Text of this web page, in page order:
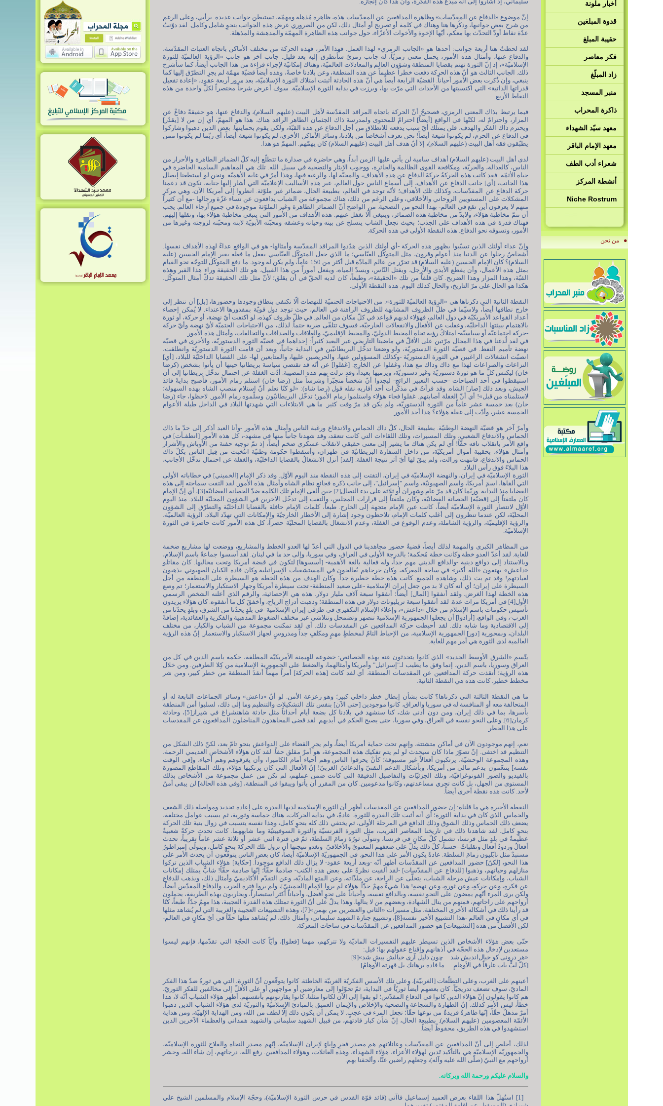
أخبار ملونة
قدوة المبلغين
حقيبة المبلغ
فكر معاصر
زاد المبلّغ
منبر المسجد
ذاكرة المحراب
معهد سيّد الشهداء
معهد الإمام الباقر
شعراء أدب الطف
أنشطة المركز
Niche Rostrum
من نحن
إنّ موضوع «الدفاع عن المقدّسات» وظاهرة المدافعين عن المقدّسات هذه، ظاهرة مُذهلة ومهمّة، تستبطن جوانب عديدة. برأيي، وعلى الرغم
من شرح بعض جوانبها، وذكْرها هنا وهناك في كلمة أو تصريح أو أمثال ذلك، لكن من الضروري عرض هذه الجوانب بنحوٍ شامل وكامل. لقد دوّنتُ
عدّة نقاط أودّ التحدّث بها معكم، أيّها الإخوة والأخوات الأعزّاء، حول جوانب هذه الظاهرة المهمّة والمدهشة والمذهلة.
لقد لحظتُ هنا أربعة جوانب: أحدها هو «الجانب الرمزي» لهذا العمل. فهذا الأمر، فهذه الحركة من مختلف الأماكن باتجاه العتبات المقدّسة،
والدفاع عنها، وأمثال هذه الأمور، يحمل معنى رمزيّاً، له جانب رمزيّ سأتطرق إليه بعد قليل. جانب آخر هو جانب «الرؤية العالميّة للثورة
الإسلاميّة»، إذ إنّ الثورة تهتم بقضايا المنطقة وشؤون العالم والمعادلات العالميّة، وهناك إمكانيّة لإجراء قراءة من هذا الجانب أيضاً، كما سأشرح
ذلك. الجانب الثالث هو أنّ هذه الحركة دفعت خطراً عظيماً عن هذه المنطقة، وعن بلادنا خاصةً، وهذه أيضاً قضيّة مهمّة لم يجرِ التطرّق إليها كما
ينبغي، وإن ذُكرت بعض الأمور أحياناً. القضيّة الرابعة أيضاً هي أنّ هذه الحادثة أثبتت امتلاك الثورة الإسلاميّة، بعد مرور أربعة عقود، «إعادة تفعيل
قدراتها الذاتية» التي اكتسبتها من الأحداث التي مرّت بها، وبرزت في بداية الثورة الإسلاميّة. سوف أعرض شرحاً مختصراً لكلّ واحدة من هذه
النقاط الأربع.
فيما يرتبط بذاك المعنى الرمزي، فصحيحٌ أنّ الحركة باتجاه المراقد المقدّسة لأهل البيت (عليهم السلام)، والدفاع عنها، هو حقيقةً دفاعٌ عن
المزار، واحترامٌ له، لكنّها في الواقع [أيضاً] احترامٌ للمحتوى ولمدرسة ذاك الجثمان الطاهر الراقد هناك. هذا هو المهمّ، أي إن من لا [يقدّر]
ويحترم ذاك الفكر والهدف، فلن يمتلك أيّ سبب يدفعه للانطلاق من أجل الدفاع عن هذه القبّة، ولكي يقوم بحمايتها. بعض الذين ذهبوا وشاركوا
في الدفاع عن الحرم، لم يكونوا شيعة أيضاً! نحن نعرف أشخاصاً من بلادنا، وسائر الأماكن الأخرى، لم يكونوا شيعة أيضاً، أي ربّما لم يكونوا ممن
يطبّقون فقه أهل البيت (عليهم السلام)، إلا أنّ هدف أهل البيت (عليهم السلام) كان يهمّهم. المهمّ هو هذا.
لدى أهل البيت (عليهم السلام) أهداف سامية لن يأتي عليها الزمن أبداً، وهي حاضرة في صدارة ما تتطلّع إليه كلّ الضمائر الطاهرة والأحرار من
الناس، كالعدالة، والحريّة، ومكافحة القوى الظالمة والجائرة، ووجوب الإيثار والتضحية في سبيل الله. تلك هي المفاهيم السامية الحاضرة في
حياة الأئمّة. فقد كانت هذه الحركةُ حركةَ الدفاع عن هذه الأهداف، والمحبّة لها، والرغبة فيها، وهذا أمرٌ في غاية الأهميّة. ونحن لو استطعنا إيصال
هذا الجانب، [أي] جانب الدفاع عن الأهداف، إلى أسماع الناس حول العالم، عبر هذه الأساليب الإعلاميّة التي أشار إليها جنابه، نكون قد دعمنا
حركة الدفاع عن المقدّسات، وكذلك تلك الأهداف؛ لأنّه توجد في العالم، بطبيعة الحال، ضمائر غير ملوّثة. انظروا إلى أمريكا الآن، وهي مركز
المشكلات على المستويين الروحاني والأخلاقي، وعلى الرغم من ذلك، هناك مجموعة من الشباب يدافعون عن نساء غزّة ورجالها -مع أن كثيراً
منهم لا يعرفون أين تقع في العالم- بهذا النحو من التضحية. من الواضح أنّ الضمائر الطاهرة وغير الملوّثة موجودة في جميع أرجاء العالم. يجب
أن تتمّ مخاطبة هؤلاء، ولابدّ من مخاطبة هذه الضمائر، وينبغي ألّا نغفل عنهم. هذه الأهداف من الأمور التي ينبغي مخاطبة هؤلاء بها، ونقلها إليهم.
فهناك قدرة في هذه الأهداف على الجذب؛ بحيث تجعل الشاب ينسلخ عن بيته وحياته وعشقه ومحبّته الأبويّة لابنه ومحبّته لزوجته وغيرها من
الأمور، وتسوقه نحو الدفاع. هذه النقطة الأولى في هذه الحركة.
وإنّ عداء أولئك الذين تسبّبوا بظهور هذه الحركة -أي أولئك الذين هدّدوا المراقد المقدّسة وأمثالها- هو في الواقع عداءٌ لهذه الأهداف نفسها.
أشخاصٌ رحلوا عن الدنيا منذ أعوام وقرون، مثل المتوكّل العبّاسي؛ ما الذي جعل المتوكّل العبّاسي يفعل ما فعله بقبر الإمام الحسين (عليه
السلام)؟ كان الإمام الحسين (عليه السلام) قد تحرّر من عالم المادّة قبل أكثر من 150 عاماً، ولم يكن له وجود. ما دفع المتوكّل للتوجّه نحو القيام
بمثل هذه الأعمال، وأن يقطع الأيدي والأرجل، ويقتل النّاس، ويسدّ المياه، ويفعل أموراً من هذا القبيل، هو تلك الحقيقة وراء هذا القبر وهذه
القبّة، وهذا المزار وهذا الضريح. كان قلقاً من تلك «الحقيقة»، وطبعاً، كان لديه الحقّ في أن يقلق؛ لأنّ مثل تلك الحقيقة تدكّ أمثال المتوكّل.
هكذا هو الحال على مرّ التاريخ، والحال كذلك اليوم. هذه النقطة الأولى.
النقطة الثانية التي ذكرناها هي «الرؤية العالميّة للثورة». من الاحتياجات الحتميّة للنهضات ألّا تكتفي بنطاق وجودها وحضورها، [بل] أن تنظر إلى
خارج نطاقها أيضاً، ولاسيّما في ظلّ الظروف المشابهة للظروف الراهنة في العالم، حيث توجد دول قويّة بمقدورها الاعتداء. لا يُمكن إحصاء
أعداد القواعد الأمريكيّة في دول العالم، فهؤلاء لديهم قواعد في كلّ مكان من العالم. في ظلّ ظروف كهذه، لو اكتفت أيّ نهضة، أو حركة، أو ثورة
بالاهتمام ببيئتها الداخليّة، وغفلت عن الأفعال والانفعالات الخارجيّة، فسوف تتلقّى ضربة حتماً. لذلك، من الاحتياجات الحتميّة لأيّ نهضة وأيّ حركة
-حركة اجتماعيّة أو سياسيّة- امتلاكُ رؤية تجاه المحيط الدوليّ، والمحيط الإقليميّ، والعلاقات والصداقات والتحالفات، وأمثال هذه الأمور.
في لقد لُدغنا في هذا المجال مرّتين على الأقلّ في ماضينا التاريخي غير البعيد كثيراً: إحداهما في قضيّة الثورة الدستوريّة، والأخرى في قضيّة
نهضة تأميم النفط. في قضيّة الثورة الدستوريّة، ولو وضعنا تدخّل البريطانيّين في البداية جانباً، وبعد أن قامت الثورة الدستوريّة وانطلقت،
انصبّت انشغالات الراغبين في الثورة الدستوريّة -وكذلك المسؤولين عنها، والحريصين عليها، والمتابعين لها- على القضايا الداخليّة للبلاد، [أي]
النزاعات والصراعات لهذا مع ذاك وذاك مع هذا، وغفلوا عن الخارج. [غفلوا] عن أنّه قد تقتضي سياسة بريطانيا حينها أن يأتوا بشخص (كرضا
خان) ليكنس كلّ ما هو ثورة دستوريّة وغير دستوريّة، ويرميها بعيداً، وقد نزلت بهم هذه المصيبة. أدّت الغفلة عن احتمال تدخّل بريطانيا إلى أن
استيقظوا في أحد الصباحات -حسب التعبير الرائج- ليجدوا أنّ شخصاً متجبّراً وشرساً مثل (رضا خان) استلم زمام الأمور، فأصبح بدايةً قائدَ
الجيش، وبعد ذلك [صار] الشاه. وقد قرأتُ في مذكّرات أحد أقاربه نقله قول (رضا شاه): «لو كنّا نعلم أنّ استلام منصب الشاه بهذه السهولة؛
لاستلمناه من قبل»! أي أنّ الغفلة أصابتهم. غفلوا فجاء هؤلاء واستلموا زمام الأمور؛ تدخّل البريطانيّون وسلّموه زمام الأمور. لاحظوا، جاء (رضا
خان) بعد خمسة عشر عاماً من الثورة الدستوريّة، ولم يكن قد مرّ وقت كثير. ما هي الابتلاءات التي شهدتها البلاد في الداخل طيلة الأعوام
الخمسة عشر، وأدّت إلى غفلة هؤلاء؟ هذا أحد الأمور.
وأمرٌ آخر هو قضيّة النهضة الوطنيّة. بطبيعة الحال، كلّ ذاك الحماس والاندفاع ورغبة الناس وأمثال هذه الأمور -وأنا العبد أذكر إلى حدّ ما ذاك
الحماس والاندفاع الشعبي، وتلك المسيرات، وتلك اللقاءات التي كانت تنعقد، وقد شهدنا جانباً منها في مشهد-، كل هذه الأمور [انطفـأت] في
واقع الأمر بانقلاب تافه حقّاً! أي لم يكن هناك ما يشير إلى معنى حقيقي لانقلاب عسكري ضخم أيضاً، إذ تمّ توجيه حفنة من الأوباش والأشرار
وأمثال هؤلاء، بحقيبة أموال أمريكيّة، من داخل السفارة البريطانيّة في طهران، وأسقطوا حكومة وطنيّة انتُخبت من قِبل الناس بكلّ ذاك
الحماس والاندفاع، فانتهت وزالت، ولم يبقَ لها أيّ أثر نتيجة الغفلة. [لقد] أنزل الانشغالُ بالقضايا الداخليّة، والغفلة عن احتمال تدخّل الأجانب،
هذا البلاءَ فوق رأس البلاد.
الثورة الإسلاميّة في إيران، والنهضة الإسلاميّة في إيران، التفتت إلى هذه النقطة منذ اليوم الأوّل. وقد ذكر الإمام [الخميني] في خطاباته الأولى
التي ألقاها، اسمَ أمريكا، واسم الصهيونيّة، واسم "إسرائيل"، إلى جانب ذكره فجائع نظام الشاه وأمثال هذه الأمور. لقد التفت سماحته إلى هذه
القضايا منذ البداية. وربّما كان قد مرّ عام وشهران أو ثلاثة على بدء النضال[2] حين ألقى الإمام تلك الكلمة ضدّ الحصانة القضائيّة[3]، أي إنّ الإمام
كان ملتفتاً إلى [قضيّة] الحصانة القضائيّة، وكان ملتفتاً إلى قرارات المجلس، والتفت إلى تدخّل الآخرين في الشؤون المحليّة للبلاد. منذ اليوم
الأوّل لانتصار الثورة الإسلاميّة أيضاً، كانت عين الإمام متجهة إلى الخارج. طبعاً، كلمات الإمام حافلة بالقضايا الداخليّة والتطرّق إلى الشؤون
المحليّة، لكن عندما تنظرون إلى أغلب كلمات الإمام، تلاحظون وجود إشارة إلى الأخطار الخارجيّة والإمكانات التي تهدّد البلاد. الرؤية العالميّة،
والرؤية الإقليميّة، والرؤية الشاملة، وعدم الوقوع في الغفلة، وعدم الانشغال بالقضايا المحليّة حصراً، كل هذه الأمور كانت حاضرة في الثورة
الإسلاميّة.
من المظاهر الكبرى والمهمة لذلك أيضاً، قضيةُ حضور مجاهدينا في الدول التي أعدّ لها العدو الخطط والمشاريع، ووضعت لها مشاريع ضخمة
للغاية. لقد أعدّ العدو خطة وكانت خطة مُحكمة؛ بالدرجة الأولى في العراق، وفي سوريا، وإلى حد ما في لبنان. لقد أسسوا جماعةً باسم الإسلام،
وبالاستناد إلى دوافع دينية -والدافع الديني مهم جداً، وله فعالية بالغة الأهمية- [أسسوها] لتكون في قبضة أمريكا وتحت مخالبها. كان مقاتلو
«داعش» يهتفون «الله أكبر» في ساحة المعركة، وكان جرحاهم يُعالجون في المستشفيات الإسرائيلية وكان قادة الكيان الصهيوني يذهبون
لعيادتهم! وقد تم بث ذلك، وشاهده الجميع. كانت هذه خطة خطيرة جداً. وكان الهدف من هذه الخطة هو السيطرة على المنطقة من أجل
السيطرة على إيران؛ أي أنه كان لا بد من جعل إيران الإسلامية -على صعيد المنطقة- تحت سيطرة أمريكا وجهاز الاستكبار والاستعمار؛ تم وضع
هذه الخطة لهذا الغرض. ولقد أنفقوا [المال] أيضاً؛ أنفقوا سبعة آلاف مليار دولار. هذه هي الإحصائية، والرقم الذي أعلنه الشخص الرسمي
الأول[4] في أمريكا مرات عدة. لقد أنفقوا سبعة تريليونات دولار في هذه المنطقة؛ وذهبت أدراج الرياح، وأخفقَ كل ما أنفقوه. كان هؤلاء يريدون
تأسيس حكومات باسم الإسلام من خلال «داعش»، وإعلاء الإسلام التكفيري في طرَفَي إيران الإسلامية -في بلدٍ يحدّنا من الشرق، وبلدٍ يحدّنا من
الغرب-، وفي الواقع، [أرادوا] أن يجعلوا الجمهورية الإسلامية تنصهر وتضمحل وتتلاشى عبر مختلف الضغوط المذهبية والفكرية والعقائدية، إضافةً
إلى الاقتصادية وما شابه ذلك. لقد أحبطت حركة المدافعين عن المقدسات ذلك. أي لقد تمكنت مجموعة من الشباب والكبار، من مختلف
البلدان، وبمحورية [دور] الجمهورية الإسلامية، من الإحباط التامّ لمخططٍ مهمٍ ومكلفٍ جداً ومدروسٍ لجهاز الاستكبار والاستعمار. إنّ هذه الرؤية
العالمية لدى الثورة هي أمر مهم للغاية.
يتّسم «الشرق الأوسط الجديد» الذي كانوا يتحدثون عنه بهذه الخصائص: خضوعه للهيمنة الأمريكيّة المطلقة، حكمه باسم الدين في كل من
العراق وسوريا، باسم الدين، إنما وفق ما يطيب لـ"إسرائيل" وأمريكا وأمثالهما، والضغط على الجمهورية الإسلامية من كِلا الطرفين. ومن خلال
هذه الرؤية؛ أنقذت حركة المدافعين عن المقدسات المنطقة. أي لقد كانت [هذه الحركة] أمراً مهماً أنقذَ المنطقة من خطر كبير، ومن شر
مخطط خطير. كانت هذه هي النقطة الثانية.
ما هي النقطة الثالثة التي ذكرناها؟ كانت بشأن إبطال خطر داخلي كبير؛ وهو زعزعة الأمن. لو أنّ «داعش» وسائر الجماعات التابعة له أو
المتحالفة معه أو المنافسة له في سوريا والعراق، كانوا موجودين [حتى الآن] بنفس تلك التشكيلات والتنظيم وما إلى ذلك، لسلبوا أمن المنطقة
بأسرها، بما في ذلك إيران، ومن دون أدنى شك، كنا سنشهد في بلادنا كل بضعة أيام أحداثاً مثل حادثة شاهتشراغ في شيراز[5]، وحادثة
كرمان[6]. وعلى النحو نفسه في العراق، وفي سوريا، حتى يصبح الحكم في أيديهم. لقد قضى المجاهدون المناضلون المدافعون عن المقدسات
على هذا الخطر.
نعم، إنهم موجودون الآن في أماكن متشتتة، وإنهم تحت حماية أمريكا أيضاً، ولم يجرِ القضاء على الدواعش بنحو تامّ بعد، لكنّ ذلك الشكل من
التنظيم قد اختفى. إنّ تصوّرَ ماذا كان سيحدث لو لم يتم تفكيك هذه المجموعة، هو أمرٌ مقلق حقاً. لقد كان هؤلاء الأشخاص العديمي الرحمة،
وهذه المجموعة الوحشيّة، يرتكبون أفعالاً غير مسبوقة؛ كأنْ يحرقوا الناس وهم أحياء أمام الكاميرا، وأن يغرقوهم وهم أحياء، و[في الوقت
نفسه] يتنعّمون بدعم مالي من أمريكا، وبأشكال الدعم التقنيّ والدعائيّ الغربيّ! إنّ الأفعال التي كان يرتكبها هؤلاء، وتلك المقاطع المصورة
بالفيديو والصور الفوتوغرافيّة، وتلك الجزئيّات والتفاصيل الدقيقة التي كانت ضمن عملهم، لم تكن من عمل مجموعة من الأشخاص بذلك
المستوى من الجهل، بل كانت تجري مساعدتهم، وكانوا مدعومين. كان من المقرر أن يأتوا ويبقوا في المنطقة، [وفي هذه الحالة] لن يبقى أمنٌ
لأحد. كانت هذه نقطة أخرى أيضاً.
النقطة الأخيرة هي ما قلناه: إن حضور المدافعين عن المقدسات أظهر أن الثورة الإسلامية لديها القدرة على إعادة تجديد ومواصلة ذلك الشغف
والحماس الذي كان في بداية الثورة؛ أي أنه أثبت تلك القدرة للثورة. عادةً، في بداية الحركات، هناك حماسة وثورية، ثم بسبب عوامل مختلفة،
يضعف ذلك الحماس وذلك الشوق وذلك الدافع في المرحلة الأولى، ثم يختفي ذلك كله بنحوٍ كامل، وهذا نفسه يتسبب في زوال بنية تلك الحركة
بنحوٍ كامل. لقد شاهدنا ذلك في تاريخنا المعاصر القريب، مثل الثورة الفرنسيّة والثورة السوفييتيّة وما شابههما. كانت تحدث حركةٌ شعبيةٌ
عظيمةٌ في بلدٍ مثل فرنسا، تشمل كلّ مكانٍ في فرنسا، وتتولّى ثورٌة زمامَ السلطة، ثمّ في فترة اثني عشر أو ثلاثة عشر عاماً تقريباً، تحدث
أفعالٌ وردودُ أفعال وتقلباتٌ -حسناً، كلّ ذلك يدلّ على ضعفهم المعنويّ والأخلاقيّ- وتغدو نتيجتها أن تزول تلك الحركة بنحوٍ كامل، ويتولّى إمبراطورٌ
مستبدٌ مثل نابّليون زمامَ السلطة. عادةً يكون الأمر على هذا النحو. في الجمهوريّة الإسلاميّة أيضاً، كان بعض الناس يتوقّعون أن يحدث الأمر على
هذا النحو، [لكنّ] حضور المدافعين عن المقدّسات أظهر أنّه -وبعد أربعة عقود- لا يزال ذلك الدافع موجوداً. [حكاية] هؤلاء الشباب الذين تركوا
منازلهم وحياتهم، وذهبوا [للدفاع عن المقدّسات] -لقد ألقيت نظرةً على بعض هذه الكتب- صادمةٌ حقّاً؛ إنّها صادمة حقّاً! شابٌّ يمتلك إمكانات
الشباب، وإمكانات عيش مرحلة الشباب، يتخلّى عن الراحة، عن ملذّاته، وعن المتع الماديّة، وعن التقدّم الأكاديميّ وأمثال ذلك، ويذهب للدفاع
عن فكرةٍ، وعن حركةٍ، وعن ثورةٍ، وعن نهضةٍ! هذا شيءٌ مهمٌ جدّاً. هؤلاء لم يروا الإمام [الخمينيّ]، ولم يروا فترة الحرب والدفاع المقدّس أيضاً،
ولكن يرى المرء أنّهم يمضون على النحو نفسه، وبالدافع نفسه، وأحياناً على نحوٍ أفضل، وأحياناً أكثر استبصاراً، ويحاربون بهذه الطريقة، يحملون
أرواحهم على راحاتهم، فمنهم من ينال الشهادة، وبعضهم من لا ينالها. وهذا يدلّ على أنّ الثورة تمتلك هذه القدرة العجيبة، هذا مهمٌ جدّاً. طبعاً، كنّا
قد رأينا ذلك في أشكاله الأخرى المختلفة، مثل مسيرات «الثاني والعشرين من بهمن»[7]، وهذه التشييعات العجيبة والغريبة التي لم يُشاهد مثلها
في أي مكانٍ في العالم -هذا التشييع الأخير نفسه[8]، وتشييع جنازة الشهيد سليماني، وأمثال ذلك، لم يُشاهد مثلها حقّاً في أيّ مكانٍ في العالم-
لكن الأفضل من هذه [التشييعات] هو حضور المدافعين عن المقدّسات في ساحات المعركة.
حتّى بعض هؤلاء الأشخاص الذين تسيطر عليهم التفسيرات الماديّة ولا تتركهم، مهما [فعلوا]، وأيّاً كانت الحجّة التي تقدّمها، فإنهم ليسوا
مستعدين لإدخال هذه الحجّة في أذهانهم وإقناع عقولهم بها؛ قيل:
«هر درونی کو خیال‌اندیش شد چون دلیل آری خیالش بیش شد»[9]
[كلّ لبٍّ بات غارقاً في الأوهامِ ما فاده برهانك بل قهرته الأوهامُ]
أعينهم على الغرب، وعلى التطلّعات [الغربيّة]، وعلى تلك الأسس الفكريّة الغربيّة الخاطئة. كانوا يتوقّعون أنّ الثورة، التي هي ثورةٌ ضدّ هذا الفكر
الماديّ، سوف تضعف تدريجيّاً. كان بعضهم أيضاً ثوريّاً في البداية، ثمّ تحوّلوا إلى معارضين أو مواجهين أو على الأقلّ إلى مخالفين للفكر الثوريّ،
هم كانوا يقولون إنّ هؤلاء الذين كانوا في الدفاع المقدّس؛ لو بقوا إلى الآن لكانوا مثلنا، كانوا يقارنونهم بأنفسهم. أظهر هؤلاء الشباب أنّه لا، هذا
خطأ، ليس الأمر كذلك. إنّ الطهارة والشجاعة والتضحية والإخلاص والإيمان العميق بالمبادئ الإسلاميّة والثوريّة لدى هؤلاء الشباب الذين ذهبوا
أمرٌ مذهلٌ حقّاً، إنّها ظاهرةٌ فريدةٌ من نوعها حقّاً؛ تجعل المرء في عجبٍ. لا يمكن أن يكون ذلك إلّا لطف من الله، ومن الهداية الإلهيّة، ومن هداية
الأئمّة المعصومين (عليهم السلام). بطبيعة الحال، إنّ شأن كبار قادتهم، من قبيل الشهيد سليماني والشهيد همداني والعظماء الآخرين الذين
استشهدوا في هذه الطريق، محفوظٌ أيضاً.
لذلك، أخلص إلى أنّ المدافعين عن المقدّسات وعائلاتهم هم مصدر فخرٍ وإباءٍ لإيران الإسلاميّة، إنّهم مصدر النجاة والفلاح للثورة الإسلاميّة،
والجمهوريّة الإسلاميّة هي بالتأكيد تَدين لهؤلاء الأعزاء، هؤلاء الشهداء، وهذه العائلات، وهؤلاء المدافعين. رفع الله، درجاتهم، إن شاء الله، وحشر
أرواحهم مع النبيّ (صلّى الله عليه وآله)، وجعلهم راضين عنّا، وألحقنا بهم.
والسلام عليكم ورحمة الله وبركاته.
[1] استُهلّ هذا اللقاء بعرض العميد إسماعيل قاآني (قائد قوّة القدس في حرس الثورة الإسلاميّة)، وحجّة الإسلام والمسلمين الشيخ علي